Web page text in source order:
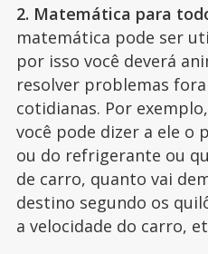
2. Matemática para
matemática pode ser
por isso você deverá
resolver problemas
cotidianas. Por
você pode dizer a ele o
ou do refrigerante ou
de carro, quanto vai
destino segundo os
a velocidade do carro,